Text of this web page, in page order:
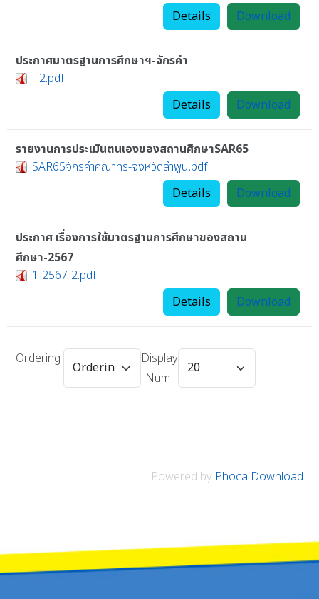
Download
Details
ประกาศมาตรฐานการศึกษาฯ-จักรคำ
--2.pdf
Download
Details
รายงานการประเมินตนเองของสถานศึกษาSAR65
SAR65จักรคำคณาทร-จังหวัดลำพูน.pdf
Download
Details
ประกาศ เรื่องการใช้มาตรฐานการศึกษาของสถาน
ศึกษา-2567
1-2567-2.pdf
Download
Details
Ordering
Display
Num
Powered by Phoca Download